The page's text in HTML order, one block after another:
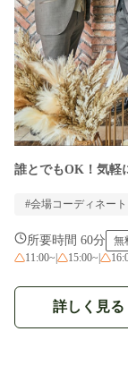
誰とでもOK！気軽
#会場コーディネート
所要時間 60分
無
11:00~| 15:00~|
詳しく見る